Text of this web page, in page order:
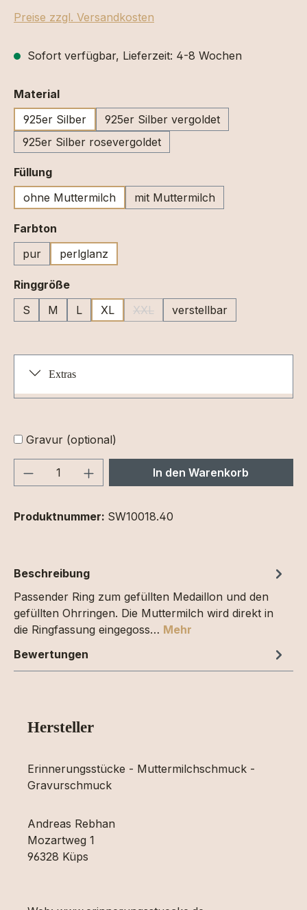
Preise zzgl. Versandkosten
Sofort verfügbar, Lieferzeit: 4-8 Wochen
Materialauswählen
925er Silber
925er Silber vergoldet
925er Silber rosevergoldet
Füllungauswählen
ohne Muttermilch
mit Muttermilch
Farbton
pur
perlglanz
Ringgrößeauswählen
S
M L XL XXL
(Diese Option ist zurzeit nicht
verstellbar
Extras
Gravur (optional)
Produkt Anzahl: Gib denIn den Warenkorb
Produktnummer: SW10018.40
Beschreibung
Passender Ring zum gefüllten Medaillon und den
gefüllten Ohrringen. Die Muttermilch wird direkt in
die Ringfassung eingegoss… Mehr
Bewertungen
Hersteller
Erinnerungsstücke - Muttermilchschmuck -
Gravurschmuck
Andreas Rebhan
Mozartweg 1
96328 Küps